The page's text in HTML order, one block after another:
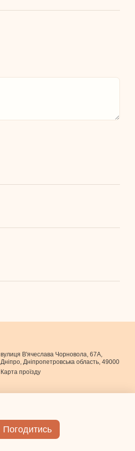
вулиця В'ячеслава Чорновола, 67А,
Дніпро, Дніпропетровська область, 49000
Карта проїзду
Погодитись